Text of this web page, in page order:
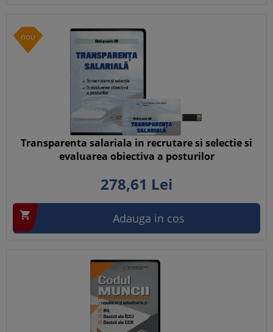
nou
Transparenta salariala in recrutare si selectie si
evaluarea obiectiva a posturilor
278,61 Lei
 Adauga in cos